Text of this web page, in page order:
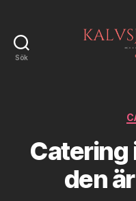
Sök
Catering
den